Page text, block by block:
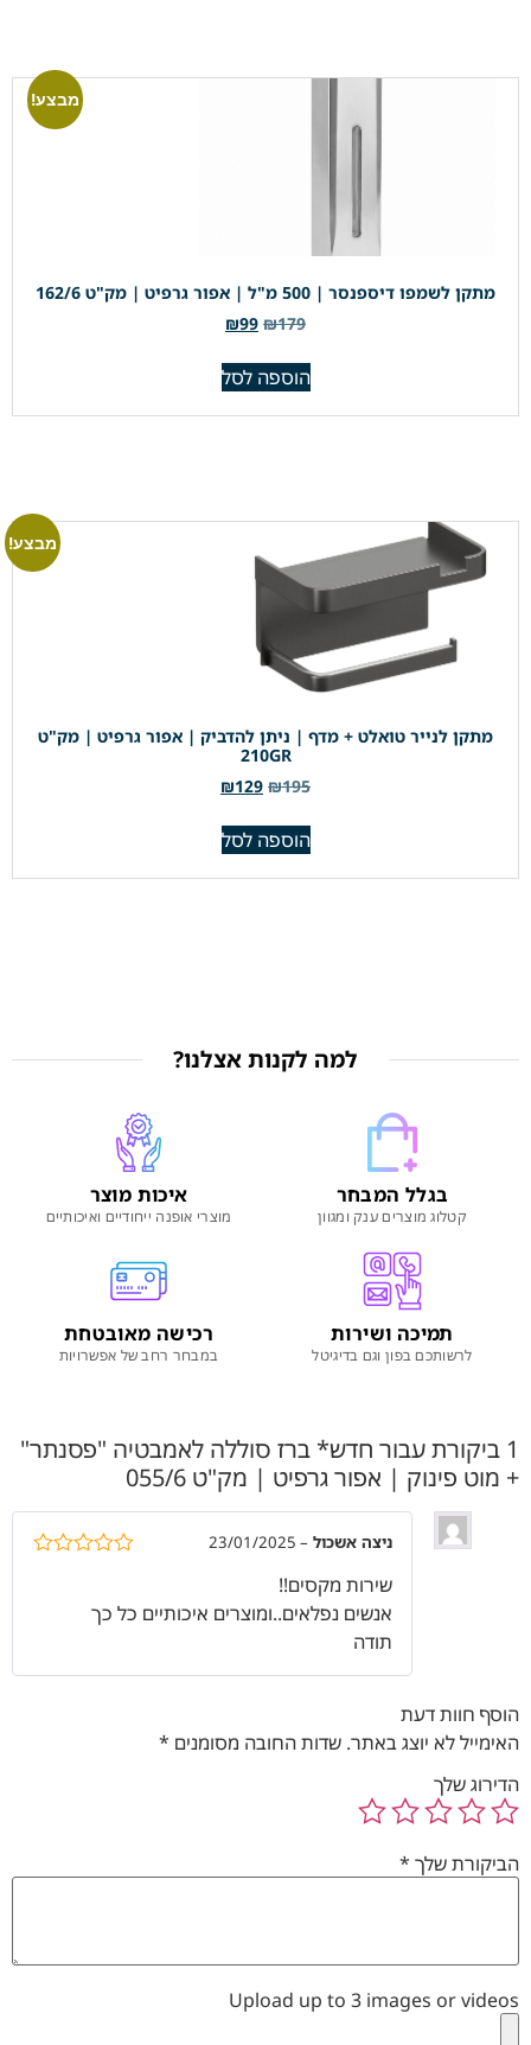
מבצע!
מתקן לשמפו דיספנסר | 500 מ"ל | אפור גרפיט | מק"ט 162/6
₪179
₪99
הוספה לסל
מבצע!
מתקן לנייר טואלט + מדף | ניתן להדביק | אפור גרפיט | מק"ט
210GR
₪195
₪129
הוספה לסל
למה לקנות אצלנו?
בגלל המבחר
קטלוג מוצרים ענק ומגוון
איכות מוצר
מוצרי אופנה ייחודיים ואיכותיים
תמיכה ושירות
לרשותכם בפון וגם בדיגיטל
רכישה מאובטחת
במבחר רחב של אפשרויות
1 ביקורת עבור
חדש* ברז סוללה לאמבטיה "פסנתר"
+ מוט פינוק | אפור גרפיט | מק"ט 055/6
ניצה אשכול –
23/01/2025
שירות מקסים!!
אנשים נפלאים..ומוצרים איכותיים כל כך
תודה
הוסף חוות דעת
האימייל לא יוצג באתר. שדות החובה מסומנים *
הדירוג שלך
הביקורת שלך *
Upload up to 3 images or videos